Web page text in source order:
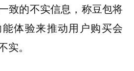
致的不实信息，称豆包将
体验来推动用户购买会
实。